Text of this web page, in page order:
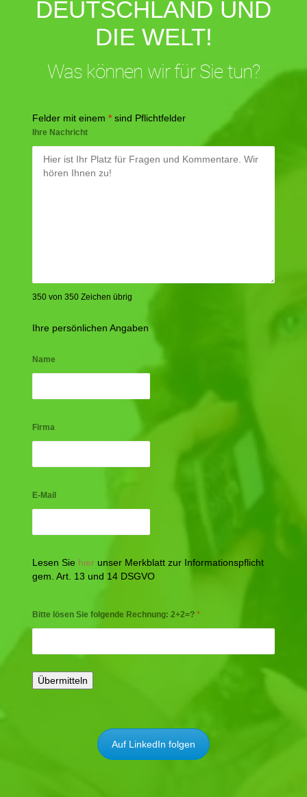
DEUTSCHLAND UND
DIE WELT!
Was können wir für Sie tun?
Felder mit einem * sind Pflichtfelder
Ihre Nachricht
350 von 350 Zeichen übrig
Ihre persönlichen Angaben
Name
Firma
E-Mail
Lesen Sie hier unser Merkblatt zur Informationspflicht
gem. Art. 13 und 14 DSGVO
Bitte lösen Sie folgende Rechnung: 2+2=? *
Auf LinkedIn folgen